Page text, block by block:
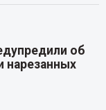
об
нарезанных